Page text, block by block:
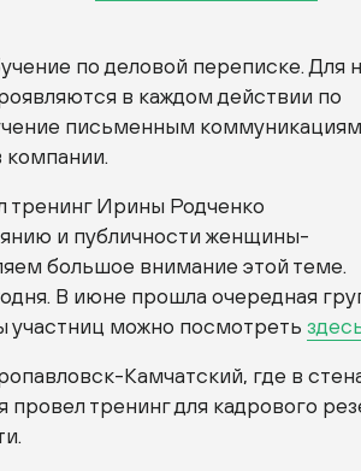
по деловой переписке. Для
в каждом действии по
письменным коммуникациям
компании.
тренинг Ирины Родченко
и публичности женщины-
большое внимание этой теме.
В июне прошла очередная
участниц можно посмотреть
Камчатский, где в
тренинг для кадрового